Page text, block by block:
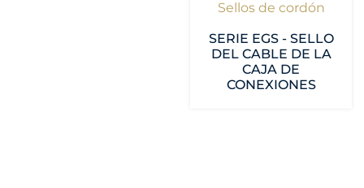
Sellos de cordón
SERIE EGS - SELLO
DEL CABLE DE LA
CAJA DE
CONEXIONES